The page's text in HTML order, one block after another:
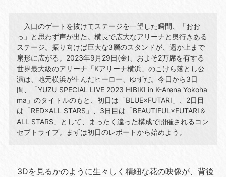
入口のゲートを抜けてステージを一望した瞬間、「おお
っ」と思わず声が出た。横長で広大なアリーナと奥行きある
ステージ。振り向けば巨大な3層のスタンドが、遥か上まで
扇形に広がる。2023年9月29日(金)、およそ2万席を有する
世界最大級のアリーナ「Kアリーナ横浜」のこけら落とし公
演は、地元横浜が生んだヒーロー、ゆずだ。今日から3日
間、「YUZU SPECIAL LIVE 2023 HIBIKI in K-Arena Yokoha
ma」のタイトルのもと、初日は「BLUE×FUTARI」、2日目
は「RED×ALL STARS」、3日目は「BEAUTIFUL×FUTARI＆
ALL STARS」として、まったく違った構成で開催されるコン
セプトライブ。まずは初日のレポートから始めよう。
3Dを見るかのように生々しく精細な花の映像が、背後